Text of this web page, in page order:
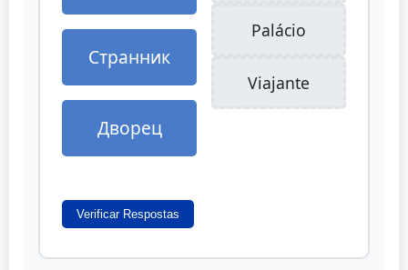
Странник
Дворец
Palácio
Viajante
Verificar Respostas